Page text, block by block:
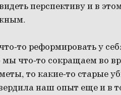
перспективу и в
то реформировать у
что-то сокращаем во
то какие-то старые
наш опыт еще и в